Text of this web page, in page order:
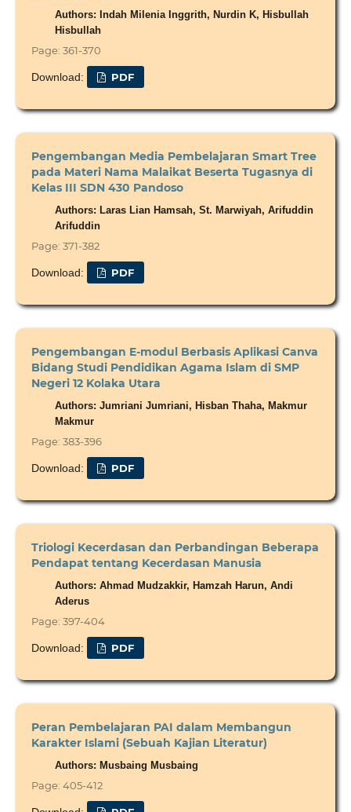
Authors: Indah Milenia Inggrith, Nurdin K, Hisbullah
Hisbullah
Page: 361-370
Download: PDF
Pengembangan Media Pembelajaran Smart Tree
pada Materi Nama Malaikat Beserta Tugasnya di
Kelas III SDN 430 Pandoso
Authors: Laras Lian Hamsah, St. Marwiyah, Arifuddin
Arifuddin
Page: 371-382
Download: PDF
Pengembangan E-modul Berbasis Aplikasi Canva
Bidang Studi Pendidikan Agama Islam di SMP
Negeri 12 Kolaka Utara
Authors: Jumriani Jumriani, Hisban Thaha, Makmur
Makmur
Page: 383-396
Download: PDF
Triologi Kecerdasan dan Perbandingan Beberapa
Pendapat tentang Kecerdasan Manusia
Authors: Ahmad Mudzakkir, Hamzah Harun, Andi
Aderus
Page: 397-404
Download: PDF
Peran Pembelajaran PAI dalam Membangun
Karakter Islami (Sebuah Kajian Literatur)
Authors: Musbaing Musbaing
Page: 405-412